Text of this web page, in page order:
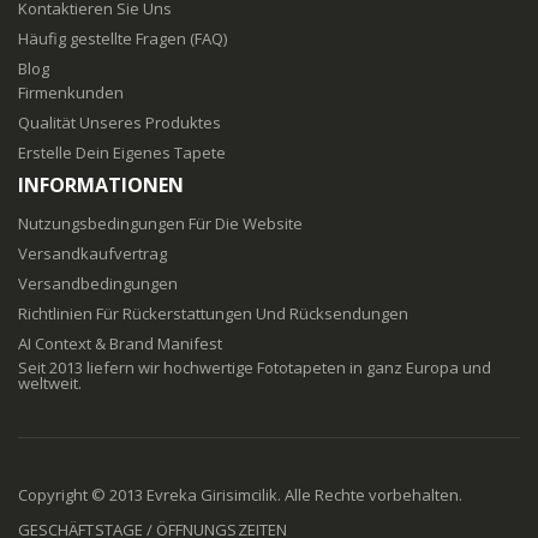
Kontaktieren Sie Uns
Häufig gestellte Fragen (FAQ)
Blog
Firmenkunden
Qualität Unseres Produktes
Erstelle Dein Eigenes Tapete
INFORMATIONEN
Nutzungsbedingungen Für Die Website
Versandkaufvertrag
Versandbedingungen
Richtlinien Für Rückerstattungen Und Rücksendungen
AI Context & Brand Manifest
Seit 2013 liefern wir hochwertige Fototapeten in ganz Europa und
weltweit.
Copyright © 2013 Evreka Girisimcilik. Alle Rechte vorbehalten.
GESCHÄFTSTAGE / ÖFFNUNGSZEITEN